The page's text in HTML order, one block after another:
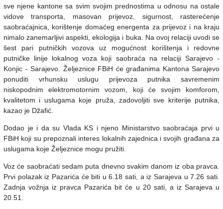
sve njene kantone sa svim svojim prednostima u odnosu na ostale
vidove transporta, masovan prijevoz, sigurnost, rasterećenje
saobraćajnica, korištenje domaćeg energenta za prijevoz i na kraju
nimalo zanemarljivi aspekti, ekologija i buka. Na ovoj relaciji uvodi se
šest pari putničkih vozova uz mogućnost korištenja i redovne
putničke linije lokalnog voza koji saobraća na relaciji Sarajevo -
Konjic - Sarajevo. Željeznice FBiH će građanima Kantona Sarajevo
ponuditi vrhunsku uslugu prijevoza putnika savremenim
niskopodnim elektromotornim vozom, koji će svojim komforom,
kvalitetom i uslugama koje pruža, zadovoljiti sve kriterije putnika,
kazao je Džafić.
Dodao je i da su Vlada KS i njeno Ministarstvo saobraćaja prvi u
FBiH koji su prepoznali interes lokalnih zajednica i svojih građana za
uslugama koje Željeznice mogu pružiti.
Voz će saobraćati sedam puta dnevno svakim danom iz oba pravca.
Prvi polazak iz Pazarića će biti u 6.18 sati, a iz Sarajeva u 7.26 sati.
Zadnja vožnja iz pravca Pazarića bit će u 20 sati, a iz Sarajeva u
20.51.